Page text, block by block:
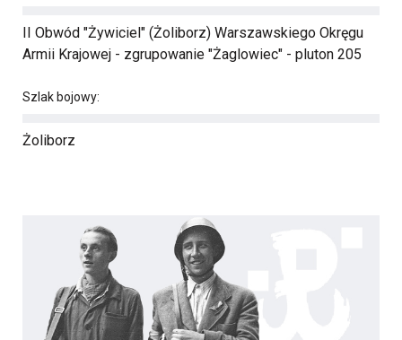
II Obwód "Żywiciel" (Żoliborz) Warszawskiego Okręgu
Armii Krajowej - zgrupowanie "Żaglowiec" - pluton 205
Szlak bojowy:
Żoliborz